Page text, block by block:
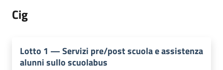
Cig
Lotto 1 —Servizi pre/post scuola e assistenza
alunni sullo scuolabus